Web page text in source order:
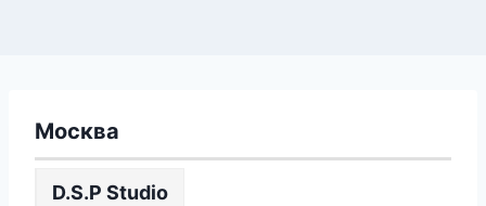
Москва
D.S.P Studio